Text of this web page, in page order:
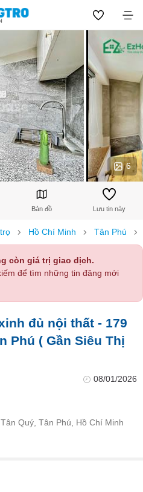
6
Bản đồ Lưu tin này
Hồ Chí Minh Tân Phú
còn giá trị giao dịch.
để tìm những tin đăng mới
đủ nội thất - 179
Phú ( Gần Siêu Thị
08/01/2026
Quý, Tân Phú, Hồ Chí Minh